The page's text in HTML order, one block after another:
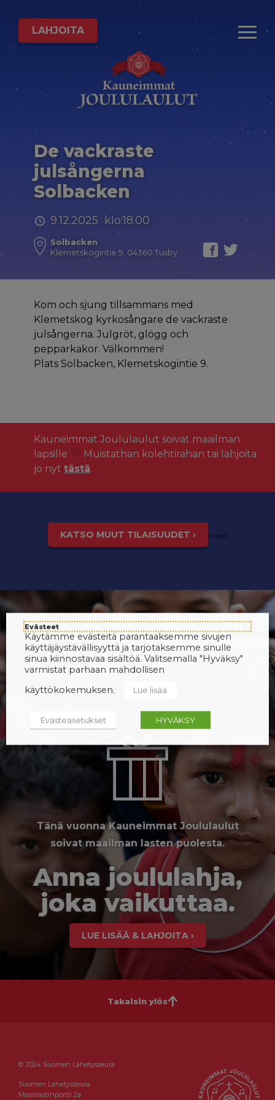
LAHJOITA
De vackraste
julsångerna
Solbacken
9.12.2025 klo:18.00
Solbacken
Klemetskogintie 9, 04360 Tusby
Kom och sjung tillsammans med
Klemetskog kyrkosångare de vackraste
julsångerna. Julgröt, glögg och
pepparkakor. Välkommen!
Plats Solbacken, Klemetskogintie 9.
Kauneimmat Joululaulut soivat maailman
lapsille
Muistathan kolehtirahan tai lahjoita
jo nyt tästä.
KATSO MUUT TILAISUUDET › inspis
Tänä vuonna Kauneimmat Joululaulut
soivat maailman lasten puolesta.
Anna joululahja,
joka vaikuttaa.
LUE LISÄÄ & LAHJOITA ›
Takaisin ylös
© 2024 Suomen Lähetysseura
Suomen Lähetysseura
Maistraatinportti 2a
Evästeet
Käytämme evästeitä parantaaksemme sivujen
käyttäjäystävällisyyttä ja tarjotaksemme sinulle
sinua kiinnostavaa sisältöä. Valitsemalla "Hyväksy"
varmistat parhaan mahdollisen
käyttökokemuksen.
Lue lisää
Evästeasetukset HYVÄKSY